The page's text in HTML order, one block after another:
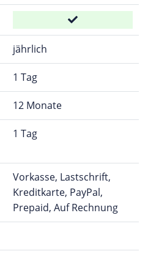
jährlich
1 Tag
12 Monate
1 Tag
Vorkasse, Lastschrift,
Kreditkarte, PayPal,
Prepaid, Auf Rechnung